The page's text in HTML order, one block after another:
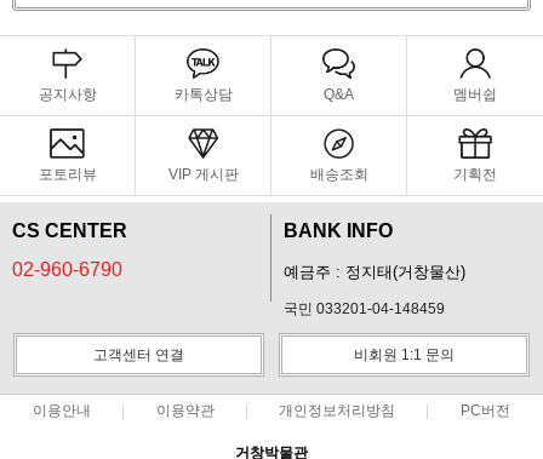
공지사항 카톡상담 Q&A 멤버쉽
포토리뷰 VIP 게시판 배송조회 기획전
CS CENTER
02-960-6790
BANK INFO
예금주 : 정지태(거창물산)
국민 033201-04-148459
고객센터 연결 비회원 1:1 문의
이용안내 이용약관 개인정보처리방침 PC버전
거창박물관